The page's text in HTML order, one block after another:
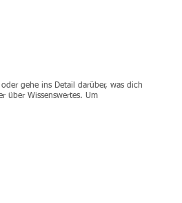
gehe ins Detail darüber, was dich
über Wissenswertes. Um